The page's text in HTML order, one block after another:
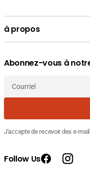
à propos
Abonnez-vous à
Courriel
J'accepte de recevoir des e-
Follow Us Facebook